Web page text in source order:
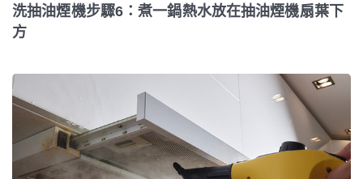
洗抽油煙機步驟6：煮一鍋熱水放在抽油煙機扇葉下
方